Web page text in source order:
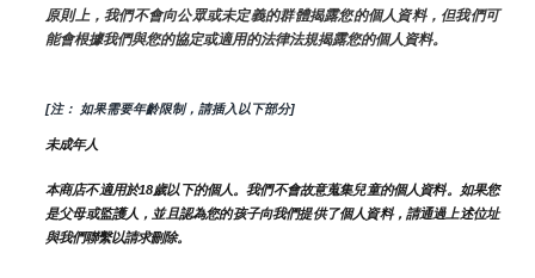
原則上，我們不會向公眾或未定義的群體揭露您的個人資料，但我們可
能會根據我們與您的協定或適用的法律法規揭露您的個人資料。
[注： 如果需要年齡限制，請插入以下部分]
未成年人
本商店不適用於18歲以下的個人。我們不會故意蒐集兒童的個人資料。如果您
是父母或監護人，並且認為您的孩子向我們提供了個人資料，請通過上述位址
與我們聯繫以請求刪除。